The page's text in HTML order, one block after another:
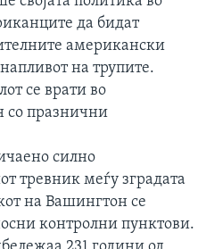
да бидат
американски
на трупите.
се врати во
со празнични
силно
тревник меѓу зградата
на Вашингтон се
контролни пунктови.